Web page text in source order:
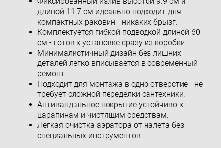
длиной 11.7 см идеально подходит для
компактных раковин - никаких брызг.
Комплектуется гибкой подводкой длиной 60
см - готов к установке сразу из коробки.
Минималистичный дизайн без лишних
деталей легко вписывается в современный
ремонт.
Подходит для монтажа в одно отверстие - не
требует сложной переделки сантехники.
Антивандальное покрытие устойчиво к
царапинам и чистящим средствам.
Легкая очистка аэратора от налета без
специальных инструментов.